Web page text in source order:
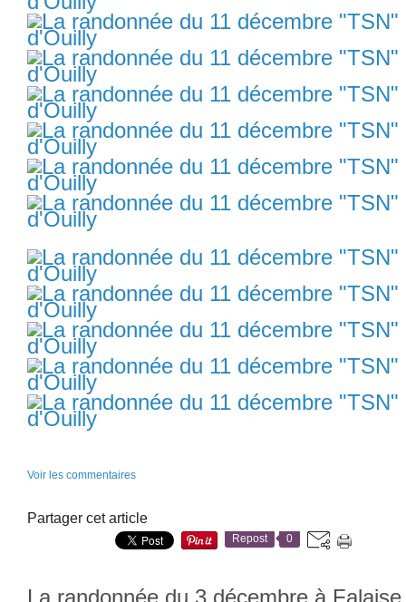
Voir les commentaires
Partager cet article
Repost 0
La randonnée du 3 décembre à Falaise